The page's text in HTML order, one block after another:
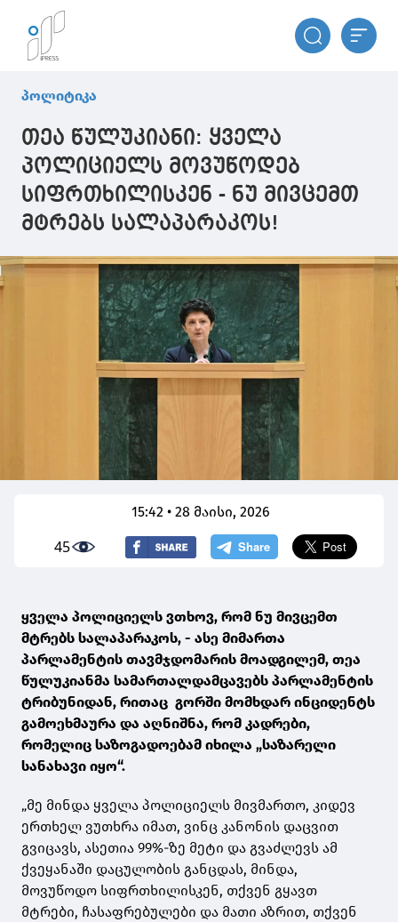
პოლიტიკა
თეა წულუკიანი: ყველა
პოლიციელს მოვუწოდებ
სიფრთხილისკენ - ნუ მივცემთ
მტრებს სალაპარაკოს!
15:42 • 28 მაისი, 2026
45
ყველა პოლიციელს ვთხოვ, რომ ნუ მივცემთ
მტრებს სალაპარაკოს, - ასე მიმართა
პარლამენტის თავმჯდომარის მოადგილემ, თეა
წულუკიანმა სამართალდამცავებს პარლამენტის
ტრიბუნიდან, რითაც გორში მომხდარ ინციდენტს
გამოეხმაურა და აღნიშნა, რომ კადრები,
რომელიც საზოგადოებამ იხილა „საზარელი
სანახავი იყო“.
„მე მინდა ყველა პოლიციელს მივმართო, კიდევ
ერთხელ ვუთხრა იმათ, ვინც კანონის დაცვით
გვიცავს, ასეთია 99%-ზე მეტი და გვაძლევს ამ
ქვეყანაში დაცულობის განცდას, მინდა,
მოვუწოდო სიფრთხილისკენ, თქვენ გყავთ
მტრები, ჩასაფრებულები და მათი აზრით, თქვენ